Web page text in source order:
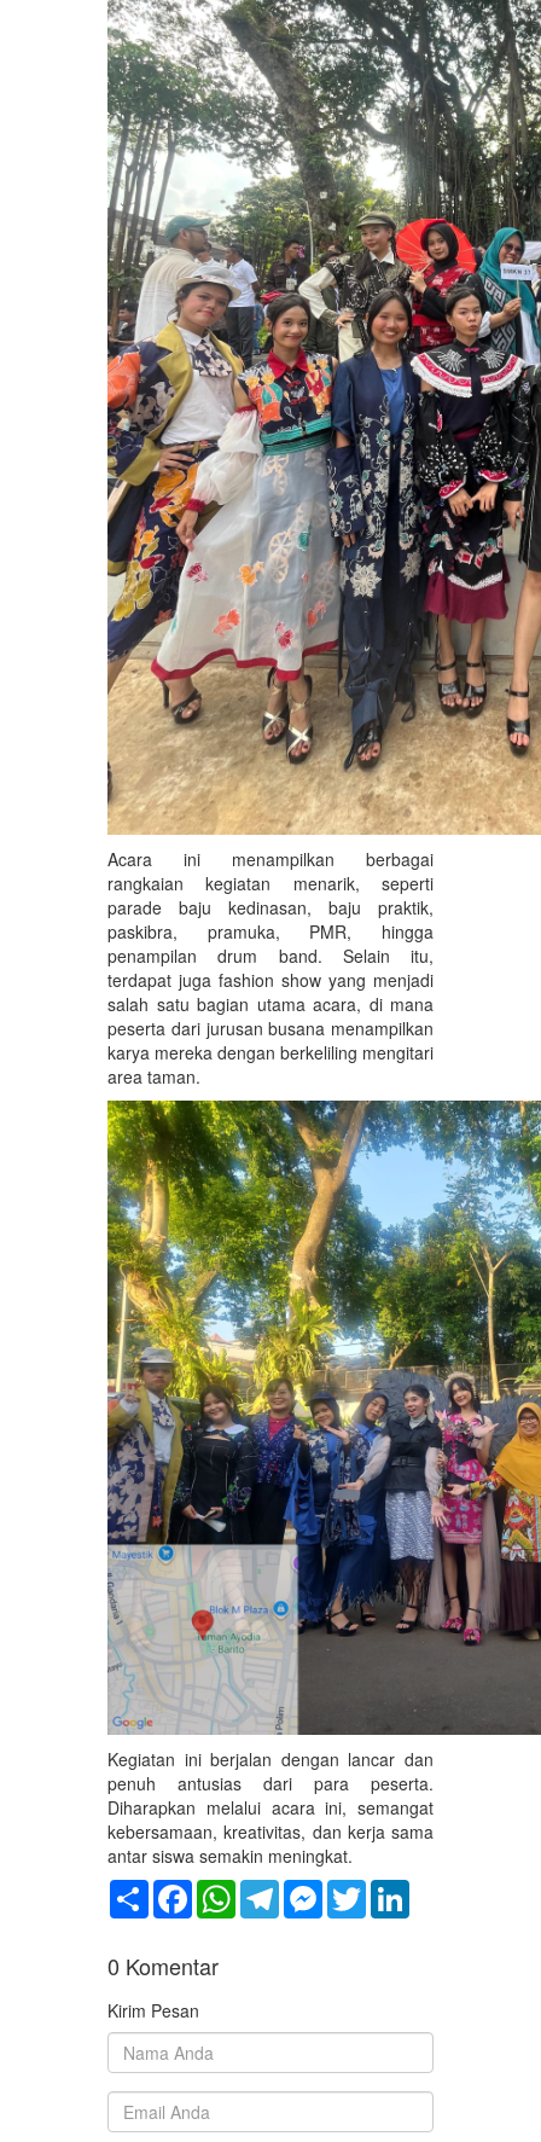
Acara ini menampilkan berbagai
rangkaian kegiatan menarik, seperti
parade baju kedinasan, baju praktik,
paskibra, pramuka, PMR, hingga
penampilan drum band. Selain itu,
terdapat juga fashion show yang menjadi
salah satu bagian utama acara, di mana
peserta dari jurusan busana menampilkan
karya mereka dengan berkeliling mengitari
area taman.
Kegiatan ini berjalan dengan lancar dan
penuh antusias dari para peserta.
Diharapkan melalui acara ini, semangat
kebersamaan, kreativitas, dan kerja sama
antar siswa semakin meningkat.
Share FacebookWhatsAppTelegramMessenger
Twitter
0 Komentar
Kirim Pesan